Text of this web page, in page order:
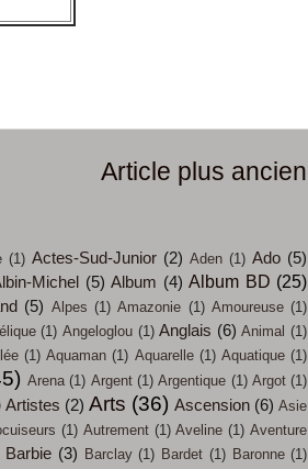
Article plus ancien
(1) Actes-Sud-Junior (2) Aden (1) Ado (5)
Michel (5) Album (4) Album BD (25)
(5) Alpes (1) Amazonie (1) Amoureuse (1)
(1) Angeloglou (1) Anglais (6) Animal (1)
(1) Aquaman (1) Aquarelle (1) Aquatique (1)
Arena (1) Argent (1) Argentique (1) Argot (1)
Artistes (2) Arts (36) Ascension (6) Asie
(1) Autrement (1) Aveline (1) Aventure
Barbie (3) Barclay (1) Bardet (1) Baronne (1)